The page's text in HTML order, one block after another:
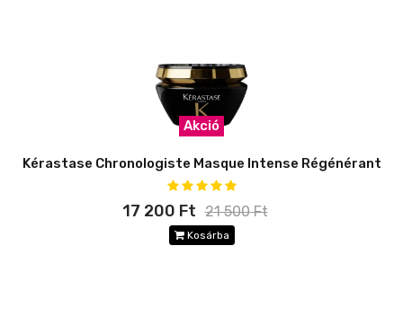
Akció
Kérastase Chronologiste Masque Intense Régénérant
17 200 Ft 21 500 Ft
Kosárba